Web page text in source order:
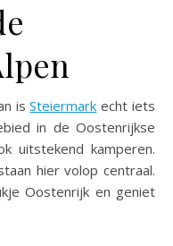
isSteiermark echt iets
in de Oostenrijkse
uitstekend kamperen.
hier volop centraal.
Oostenrijk en geniet